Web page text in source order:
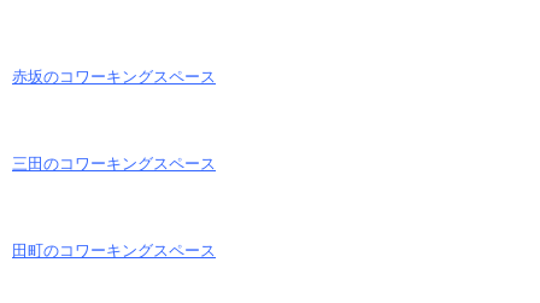
赤坂のコワーキングスペース
三田のコワーキングスペース
田町のコワーキングスペース